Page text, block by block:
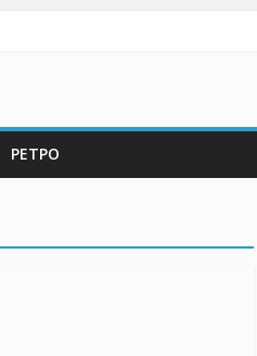
ΡΕΤΡΟ